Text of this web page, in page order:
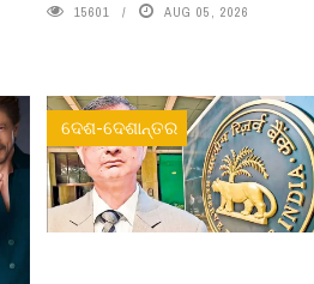
15601 AUG 05, 2026
ଦେଶ-ଦେଶାନ୍ତର